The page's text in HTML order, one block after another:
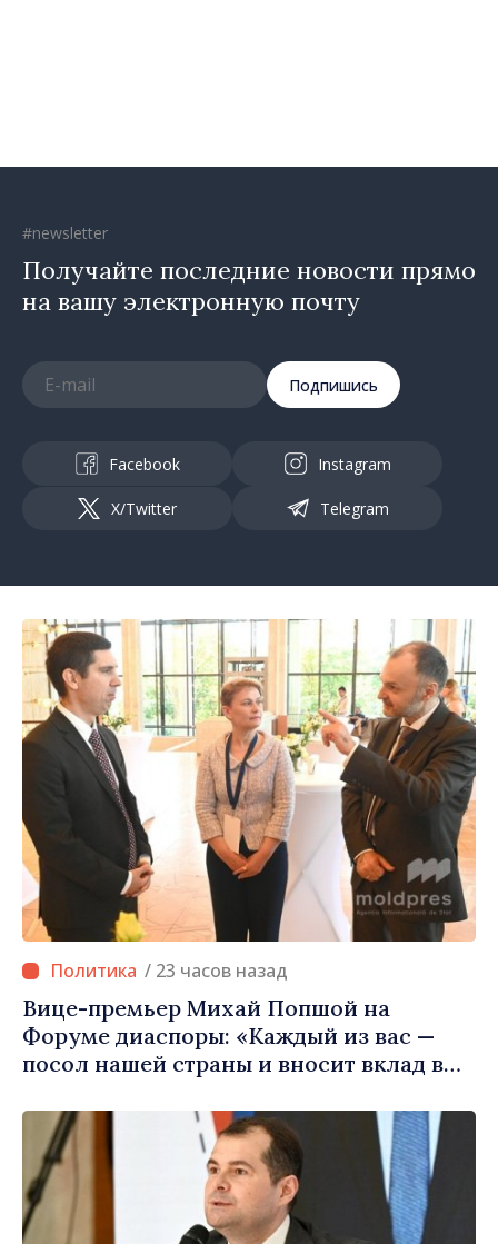
#newsletter
Получайте последние новости прямо
на вашу электронную почту
Подпишись
Facebook Instagram
X/Twitter Telegram
/ 23 часов назад
Вице-премьер Михай Попшой на
Форуме диаспоры: «Каждый из вас —
посол нашей страны и вносит вклад в
Молдова»